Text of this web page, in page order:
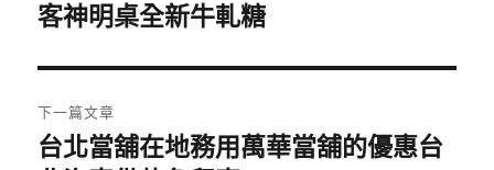
導
覽
一
文
章:
客神明桌全新牛軋糖
下一篇文章
下
台北當舖在地務用萬華當舖的優惠台